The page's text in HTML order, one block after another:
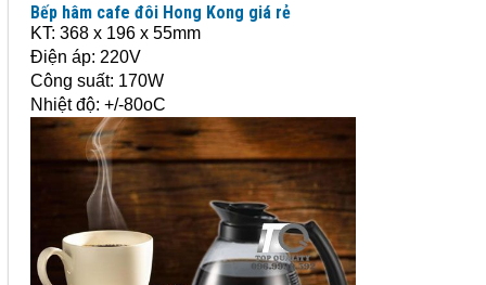
Bếp hâm cafe đôi Hong Kong giá rẻ
KT: 368 x 196 x 55mm
Điện áp: 220V
Công suất: 170W
Nhiệt độ: +/-80oC